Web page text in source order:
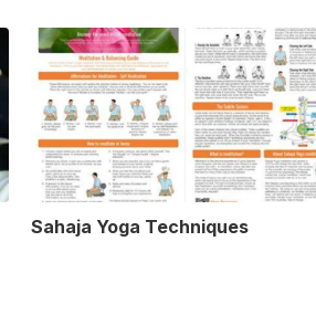
Sahaja Yoga Techniques